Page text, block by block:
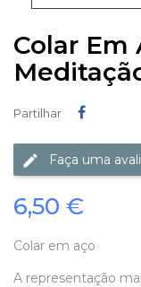
Colar Em
Partilhar
Faça uma
6,50 €
Colar em aço
A representação